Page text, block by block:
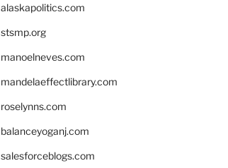
alaskapolitics.com
stsmp.org
manoelneves.com
mandelaeffectlibrary.com
roselynns.com
balanceyoganj.com
salesforceblogs.com